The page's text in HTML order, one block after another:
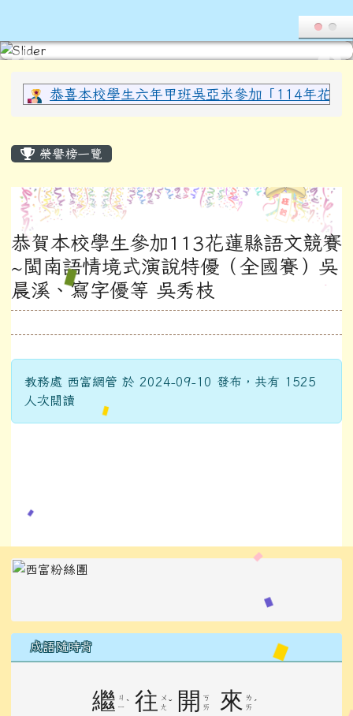
花蓮縣光復鄉西富國民小學全球資
上中區域內容
恭喜本校學生六年甲班吳亞米參加「114年花
榮譽榜一覽
恭賀本校學生參加113花蓮縣語文競賽
~閩南語情境式演說特優（全國賽）吳
晨溪、寫字優等 吳秀枝
教務處 西富網管 於 2024-09-10 發布，共有 1525
人次閱讀
左邊區域內容
成語隨時背
繼 ㄐ
ㄧ ˋ 往 ㄨ
ㄤ ˇ 開
ㄎ
ㄞ
來 ㄌ
ㄞ ˊ
頁尾區域